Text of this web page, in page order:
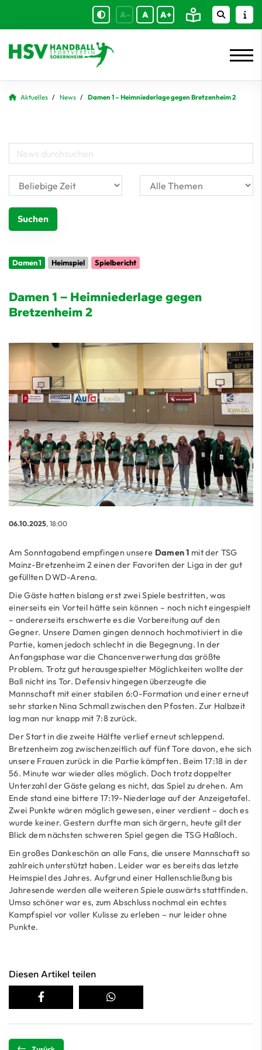
A- A A+
Aktuelles News Damen 1 – Heimniederlage gegen Bretzenheim 2
Damen 1 Heimspiel Spielbericht
Damen 1 – Heimniederlage gegen
Bretzenheim 2
06.10.2025, 18:00
Am Sonntagabend empfingen unsere Damen 1 mit der TSG
Mainz-Bretzenheim 2 einen der Favoriten der Liga in der gut
gefüllten DWD-Arena.
Die Gäste hatten bislang erst zwei Spiele bestritten, was
einerseits ein Vorteil hätte sein können – noch nicht eingespielt
– andererseits erschwerte es die Vorbereitung auf den
Gegner. Unsere Damen gingen dennoch hochmotiviert in die
Partie, kamen jedoch schlecht in die Begegnung. In der
Anfangsphase war die Chancenverwertung das größte
Problem. Trotz gut herausgespielter Möglichkeiten wollte der
Ball nicht ins Tor. Defensiv hingegen überzeugte die
Mannschaft mit einer stabilen 6:0-Formation und einer erneut
sehr starken Nina Schmall zwischen den Pfosten. Zur Halbzeit
lag man nur knapp mit 7:8 zurück.
Der Start in die zweite Hälfte verlief erneut schleppend.
Bretzenheim zog zwischenzeitlich auf fünf Tore davon, ehe sich
unsere Frauen zurück in die Partie kämpften. Beim 17:18 in der
56. Minute war wieder alles möglich. Doch trotz doppelter
Unterzahl der Gäste gelang es nicht, das Spiel zu drehen. Am
Ende stand eine bittere 17:19-Niederlage auf der Anzeigetafel.
Zwei Punkte wären möglich gewesen, einer verdient – doch es
wurde keiner. Gestern durfte man sich ärgern, heute gilt der
Blick dem nächsten schweren Spiel gegen die TSG Haßloch.
Ein großes Dankeschön an alle Fans, die unsere Mannschaft so
zahlreich unterstützt haben. Leider war es bereits das letzte
Heimspiel des Jahres. Aufgrund einer Hallenschließung bis
Jahresende werden alle weiteren Spiele auswärts stattfinden.
Umso schöner war es, zum Abschluss nochmal ein echtes
Kampfspiel vor voller Kulisse zu erleben – nur leider ohne
Punkte.
Diesen Artikel teilen